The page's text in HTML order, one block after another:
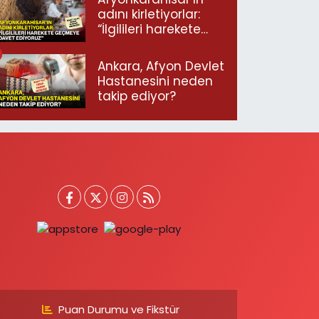
adını kirletiyorlar:
“İlgilileri harekete
ediyoruz”
Ankara, Afyon Devlet
Hastanesini neden
takip ediyor?
Puan Durumu ve Fikstür